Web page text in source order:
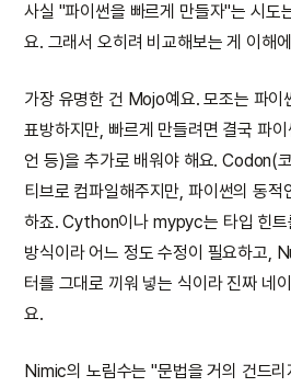
사실 "파이썬을 빠르게 만들자"는 시도
요. 그래서 오히려 비교해보는 게 이해
가장 유명한 건 Mojo예요. 모조는 파이
표방하지만, 빠르게 만들려면 결국 파
언 등)을 추가로 배워야 해요. Codon(
티브로 컴파일해주지만, 파이썬의 동적
하죠. Cython이나 mypyc는 타입 힌트
방식이라 어느 정도 수정이 필요하고,
터를 그대로 끼워 넣는 식이라 진짜 네
요.
Nimic의 노림수는 "문법을 거의 건드리